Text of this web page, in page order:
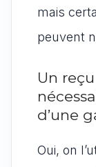
mais
peuvent
Un
d’une
Oui, on